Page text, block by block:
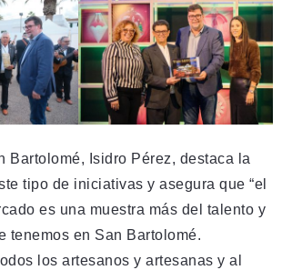
Bartolomé, Isidro Pérez, destaca la
tipo de iniciativas y asegura que “el
es una muestra más del talento y
tenemos en San Bartolomé.
los artesanos y artesanas y al